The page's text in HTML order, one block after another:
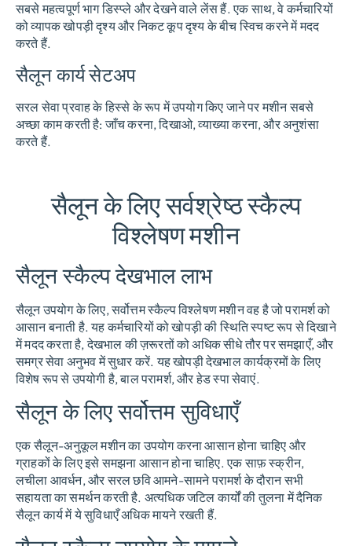
सबसे महत्वपूर्ण भाग डिस्प्ले और देखने वाले लेंस हैं. एक साथ, वे कर्मचारियों
को व्यापक खोपड़ी दृश्य और निकट कूप दृश्य के बीच स्विच करने में मदद
करते हैं.
सैलून कार्य सेटअप
सरल सेवा प्रवाह के हिस्से के रूप में उपयोग किए जाने पर मशीन सबसे
अच्छा काम करती है: जाँच करना, दिखाओ, व्याख्या करना, और अनुशंसा
करते हैं.
सैलून के लिए सर्वश्रेष्ठ स्कैल्प
विश्लेषण मशीन
सैलून स्कैल्प देखभाल लाभ
सैलून उपयोग के लिए, सर्वोत्तम स्कैल्प विश्लेषण मशीन वह है जो परामर्श को
आसान बनाती है. यह कर्मचारियों को खोपड़ी की स्थिति स्पष्ट रूप से दिखाने
में मदद करता है, देखभाल की ज़रूरतों को अधिक सीधे तौर पर समझाएँ, और
समग्र सेवा अनुभव में सुधार करें. यह खोपड़ी देखभाल कार्यक्रमों के लिए
विशेष रूप से उपयोगी है, बाल परामर्श, और हेड स्पा सेवाएं.
सैलून के लिए सर्वोत्तम सुविधाएँ
एक सैलून-अनुकूल मशीन का उपयोग करना आसान होना चाहिए और
ग्राहकों के लिए इसे समझना आसान होना चाहिए. एक साफ़ स्क्रीन,
लचीला आवर्धन, और सरल छवि आमने-सामने परामर्श के दौरान सभी
सहायता का समर्थन करती है. अत्यधिक जटिल कार्यों की तुलना में दैनिक
सैलून कार्य में ये सुविधाएँ अधिक मायने रखती हैं.